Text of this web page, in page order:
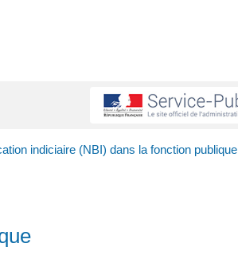
indiciaire (NBI) dans la fonction publique